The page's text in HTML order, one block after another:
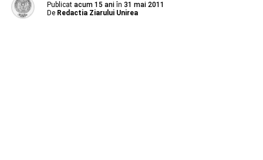
Publicat acum 15 ani în 31 mai 2011
De Redactia Ziarului Unirea